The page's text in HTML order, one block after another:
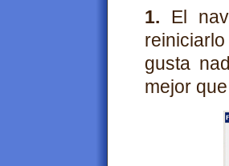
1. El
gusta
mejor